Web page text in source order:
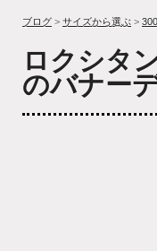
ブログ > サイズから選ぶ >
ロクシタ
のバナー